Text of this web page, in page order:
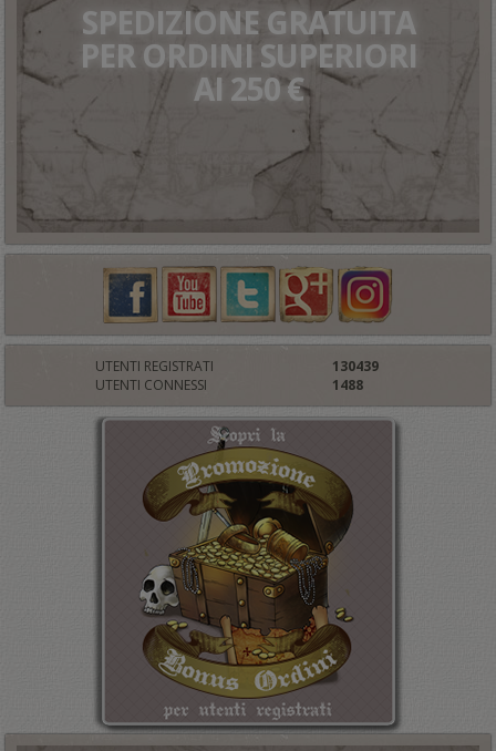
SPEDIZIONE GRATUITA
PER ORDINI SUPERIORI
AI 250 €
UTENTI REGISTRATI
130439
UTENTI CONNESSI
1488